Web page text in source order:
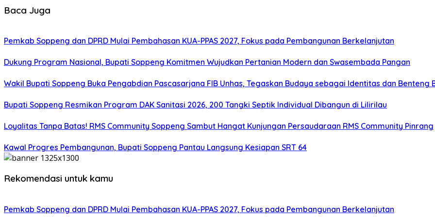
Baca Juga
Pemkab Soppeng dan DPRD Mulai Pembahasan KUA-PPAS 2027, Fokus pada Pembangunan Berkelanjutan
Dukung Program Nasional, Bupati Soppeng Komitmen Wujudkan Pertanian Modern dan Swasembada Pangan
Wakil Bupati Soppeng Buka Pengabdian Pascasarjana FIB Unhas, Tegaskan Budaya sebagai Identitas dan Benteng
Bupati Soppeng Resmikan Program DAK Sanitasi 2026, 200 Tangki Septik Individual Dibangun di Lilirilau
Loyalitas Tanpa Batas! RMS Community Soppeng Sambut Hangat Kunjungan Persaudaraan RMS Community Pinrang
Kawal Progres Pembangunan, Bupati Soppeng Pantau Langsung Kesiapan SRT 64
Rekomendasi untuk kamu
Pemkab Soppeng dan DPRD Mulai Pembahasan KUA-PPAS 2027, Fokus pada Pembangunan Berkelanjutan